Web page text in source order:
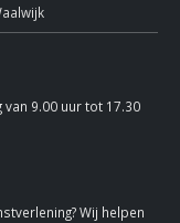
van 9.00 uur tot 17.30
Wij helpen